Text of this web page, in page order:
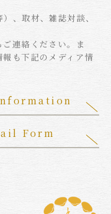
、取材、雑誌対談、
連絡ください。ま
も下記のメディア情
Form